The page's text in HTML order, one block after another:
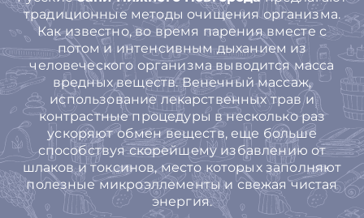
традиционные методы очищения организма.
Как известно, во время парения вместе с
потом и интенсивным дыханием из
человеческого организма выводится масса
вредных веществ. Венечный массаж,
использование лекарственных трав и
контрастные процедуры в несколько раз
ускоряют обмен веществ, еще больше
способствуя скорейшему избавлению от
шлаков и токсинов, место которых заполняют
полезные микроэллементы и свежая чистая
энергия.